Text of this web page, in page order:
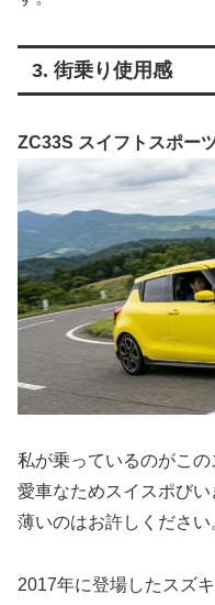
3. 街乗り使用感
ZC33S スイフトスポー
私が乗っているのがこの
愛車なためスイスポび
薄いのはお許しください
2017年に登場したスズ